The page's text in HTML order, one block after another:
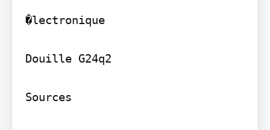
�lectronique
Douille G24q2
Sources